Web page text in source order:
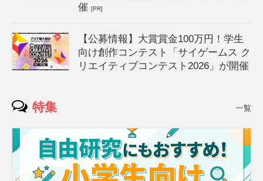
催[PR]
【公募情報】大賞賞金100万円！学生
向け創作コンテスト「サイゲームス ク
リエイティブコンテスト2026」が開催
特集 一覧